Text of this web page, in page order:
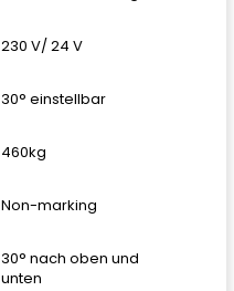
230 V/ 24 V
30° einstellbar
460kg
Non-marking
30° nach oben und
unten